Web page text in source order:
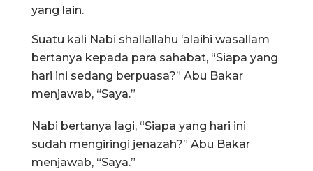
yang lain.
Suatu kali Nabi shallallahu ‘alaihi wasallam
bertanya kepada para sahabat, “Siapa yang
hari ini sedang berpuasa?” Abu Bakar
menjawab, “Saya.”
Nabi bertanya lagi, “Siapa yang hari ini
sudah mengiringi jenazah?” Abu Bakar
menjawab, “Saya.”